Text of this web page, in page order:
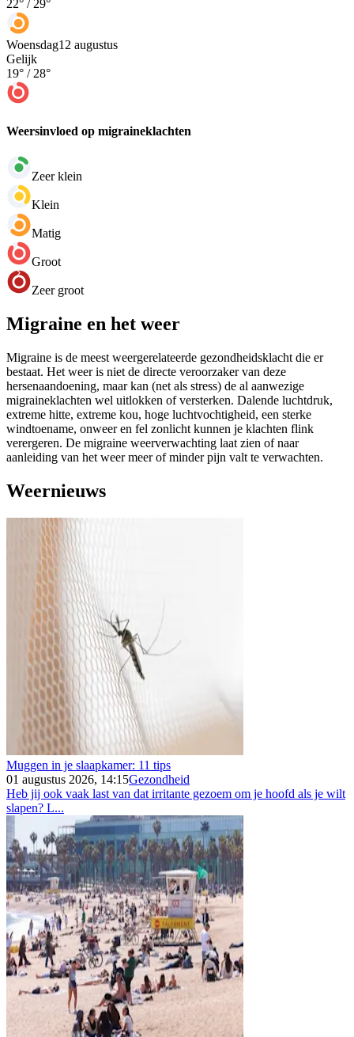
22° / 29°
Woensdag12 augustus
Gelijk
19° / 28°
Weersinvloed op migraineklachten
Zeer klein
Klein
Matig
Groot
Zeer groot
Migraine en het weer
Migraine is de meest weergerelateerde gezondheidsklacht die er
bestaat. Het weer is niet de directe veroorzaker van deze
hersenaandoening, maar kan (net als stress) de al aanwezige
migraineklachten wel uitlokken of versterken. Dalende luchtdruk,
extreme hitte, extreme kou, hoge luchtvochtigheid, een sterke
windtoename, onweer en fel zonlicht kunnen je klachten flink
verergeren. De migraine weerverwachting laat zien of naar
aanleiding van het weer meer of minder pijn valt te verwachten.
Weernieuws
Muggen in je slaapkamer: 11 tips
01 augustus 2026, 14:15Gezondheid
Heb jij ook vaak last van dat irritante gezoem om je hoofd als je wilt
slapen? L...